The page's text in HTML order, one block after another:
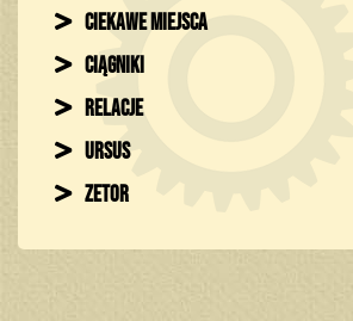
Ciekawe miejsca
Ciągniki
Relacje
Ursus
Zetor